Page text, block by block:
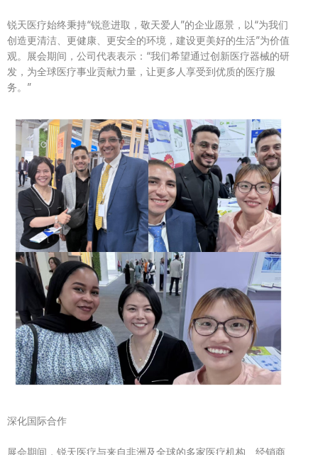
锐天医疗始终秉持“锐意进取，敬天爱人 ”的企业愿景，以“为我们
创造更清洁、更健康、更安全的环境，建设更美好的生活”为价值
观。展会期间，公司代表表示： “我们希望通过创新医疗器械的研
发，为全球医疗事业贡献力量，让更多人享受到优质的医疗服
务。 ”
深化国际合作
展会期间，锐天医疗与来自非洲及全球的多家医疗机构、经销商